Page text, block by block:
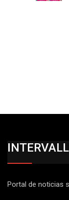
Portal de noticias